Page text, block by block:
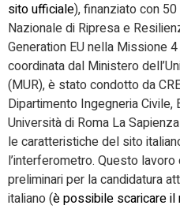
sito ufficiale), finanziato con
Nazionale di Ripresa e
Generation EU nella Missione
coordinata dal Ministero
(MUR), è stato condotto da
Dipartimento Ingegneria Civile,
Università di Roma La
le caratteristiche del sito
l’interferometro. Questo
preliminari per la candidatura
italiano (è possibile scaricare